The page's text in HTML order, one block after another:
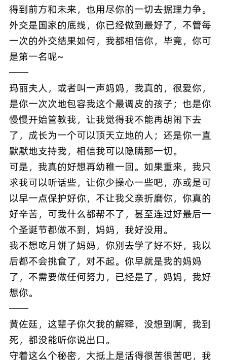
得到前方和未来，也用尽你的一切去据理力争。
外交是国家的底线，你已经做到最好了，不管每
一次的外交结果如何，我都相信你，毕竟，你可
是第一名呢~
——
玛丽夫人，或者叫一声妈妈，我真的，很爱你，
是你一次次地包容我这个最调皮的孩子；也是你
慢慢开始管教我，让我觉得我不能再胡闹下去
了，成长为一个可以顶天立地的人；还是你一直
默默地支持我，相信我可以隐瞒那一切。
可是，我真的好想再幼稚一回。如果重来，我只
求我可以听话些，让你少操心一些吧，亦或是可
以早一点保护好你，不让我父亲折磨你，你真的
好辛苦，可我什么都帮不了，甚至连过好最后一
个圣诞节都做不到，妈妈，我好没用。
我不想吃月饼了妈妈，你别去学了好不好，我以
后都不会挑食了，对不起。你早就是我的妈妈
了，不需要做任何努力，已经是了，妈妈，我好
想你。
——
黄佐廷，这辈子你欠我的解释，没想到啊，我到
死，都没能听你说出口。
守着这么个秘密，大抵上是活得很苦很苦吧，我